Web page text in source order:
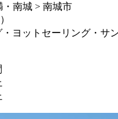
・南城 > 南城市
・ヨットセーリング・サ